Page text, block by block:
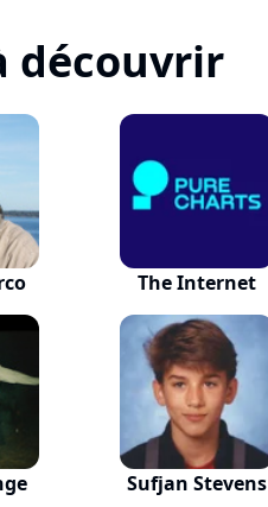
découvrir
The Internet
Sufjan Stevens